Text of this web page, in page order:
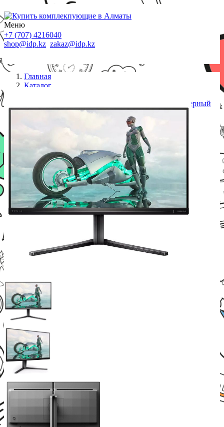
Меню
+7 (707) 4216040
shop@idp.kz zakaz@idp.kz
Главная
Каталог
Монитор 24,5" PHILIPS 25M2N3200W (00/01) Черный